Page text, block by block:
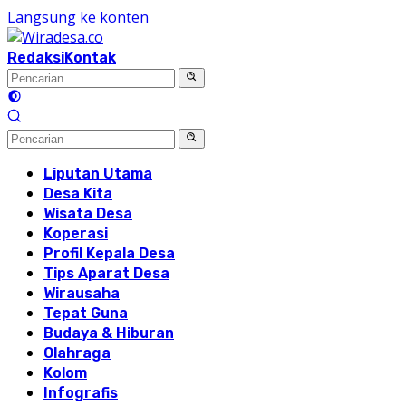
Langsung ke konten
RedaksiKontak
Liputan Utama
Desa Kita
Wisata Desa
Koperasi
Profil Kepala Desa
Tips Aparat Desa
Wirausaha
Tepat Guna
Budaya & Hiburan
Olahraga
Kolom
Infografis